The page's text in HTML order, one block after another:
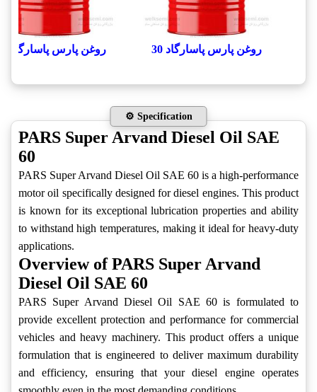
روغن پارس پاسارگاد 30 روغن پارس پاسارگاد 40
⚙️ Specification
PARS Super Arvand Diesel Oil SAE
60
PARS Super Arvand Diesel Oil SAE 60 is a high-performance
motor oil specifically designed for diesel engines. This product
is known for its exceptional lubrication properties and ability
to withstand high temperatures, making it ideal for heavy-duty
applications.
Overview of PARS Super Arvand
Diesel Oil SAE 60
PARS Super Arvand Diesel Oil SAE 60 is formulated to
provide excellent protection and performance for commercial
vehicles and heavy machinery. This product offers a unique
formulation that is engineered to deliver maximum durability
and efficiency, ensuring that your diesel engine operates